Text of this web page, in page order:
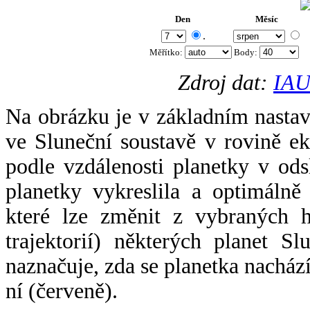
Den Měsíc
.
Měřítko: Body:
Zdroj dat:
Na obrázku je v základním
ve Sluneční soustavě v rovině
podle vzdálenosti planetky v
planetky vykreslila a
které lze změnit z vybraných
trajektorií) některých planet
naznačuje, zda se planetka
ní (červeně).